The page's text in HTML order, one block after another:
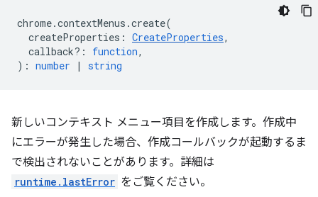
chrome.contextMenus .create(
createProperties : CreateProperties,
callback? : function,
) : number | string
新しいコンテキスト メニュー項目を作成します。作成中
にエラーが発生した場合、作成コールバックが起動するま
で検出されないことがあります。詳細は
runtime.lastError をご覧ください。